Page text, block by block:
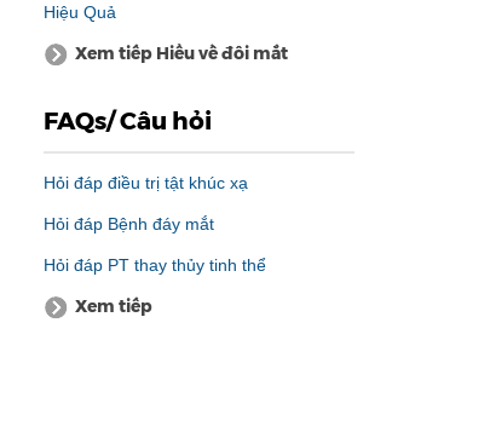
Hiệu Quả
Xem tiếp Hiểu về đôi mắt
FAQs/ Câu hỏi
Hỏi đáp điều trị tật khúc xạ
Hỏi đáp Bệnh đáy mắt
Hỏi đáp PT thay thủy tinh thể
Xem tiếp